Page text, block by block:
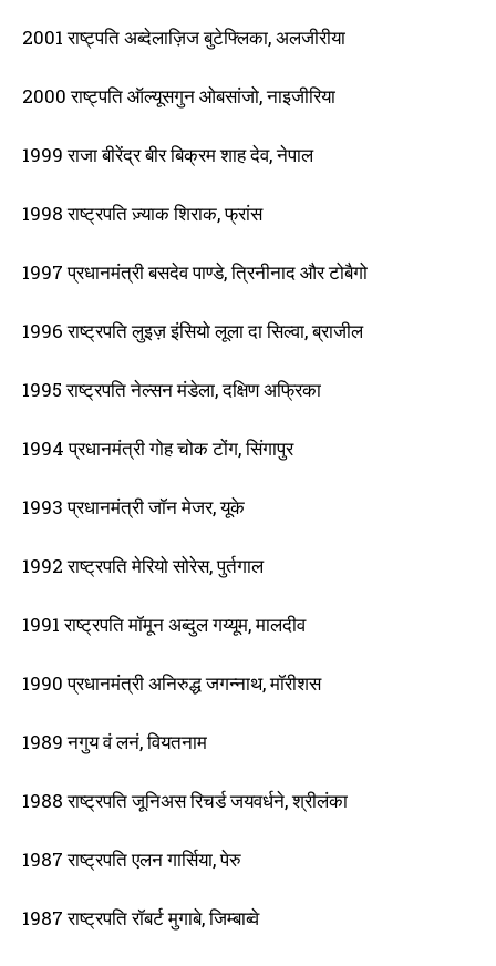
2001 राष्ट्पति अब्देलाज़िज बुटेफ्लिका, अलजीरीया
2000 राष्ट्पति ऑल्यूसगुन ओबसांजो, नाइजीरिया
1999 राजा बीरेंद्र बीर बिक्रम शाह देव, नेपाल
1998 राष्ट्रपति ज़्याक शिराक, फ्रांस
1997 प्रधानमंत्री बसदेव पाण्डे, त्रिनीनाद और टोबैगो
1996 राष्ट्रपति लुइज़ इंसियो लूला दा सिल्वा, ब्राजील
1995 राष्ट्रपति नेल्सन मंडेला, दक्षिण अफ्रिका
1994 प्रधानमंत्री गोह चोक टोंग, सिंगापुर
1993 प्रधानमंत्री जॉन मेजर, यूके
1992 राष्ट्रपति मेरियो सोरेस, पुर्तगाल
1991 राष्ट्रपति मॉमून अब्दुल गय्यूम, मालदीव
1990 प्रधानमंत्री अनिरुद्ध जगन्नाथ, मॉरीशस
1989 नगुय वं लनं, वियतनाम
1988 राष्ट्रपति जूनिअस रिचर्ड जयवर्धने, श्रीलंका
1987 राष्ट्रपति एलन गार्सिया, पेरु
1987 राष्ट्रपति रॉबर्ट मुगाबे, जिम्बाब्वे